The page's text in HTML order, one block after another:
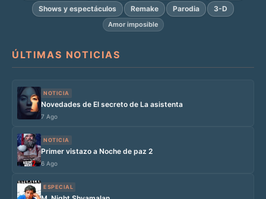
Shows y espectáculos
Remake Parodia 3-D
Amor imposible
ÚLTIMAS NOTICIAS
NOTICIA
Novedades de El secreto de La asistenta
7 Ago
NOTICIA
Primer vistazo a Noche de paz 2
6 Ago
ESPECIAL